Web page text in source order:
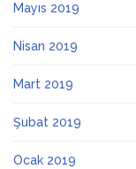
Mayıs 2019
Nisan 2019
Mart 2019
Şubat 2019
Ocak 2019